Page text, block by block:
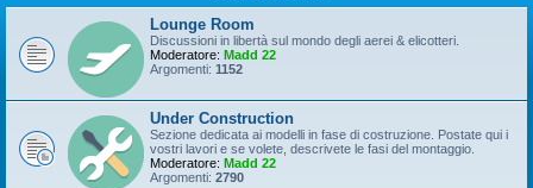
Lounge Room
Discussioni in libertà sul mondo degli aerei & elicotteri.
Moderatore: Madd 22
Argomenti: 1152
Under Construction
Sezione dedicata ai modelli in fase di costruzione. Postate qui i
vostri lavori e se volete, descrivete le fasi del montaggio.
Moderatore: Madd 22
Argomenti: 2790